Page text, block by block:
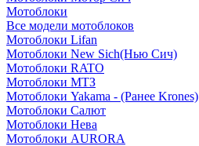
Мотоблоки
Все модели мотоблоков
Мотоблоки Lifan
Мотоблоки New Sich(Нью Сич)
Мотоблоки RATO
Мотоблоки МТЗ
Мотоблоки Yakama - (Ранее Krones)
Мотоблоки Салют
Мотоблоки Нева
Мотоблоки AURORA